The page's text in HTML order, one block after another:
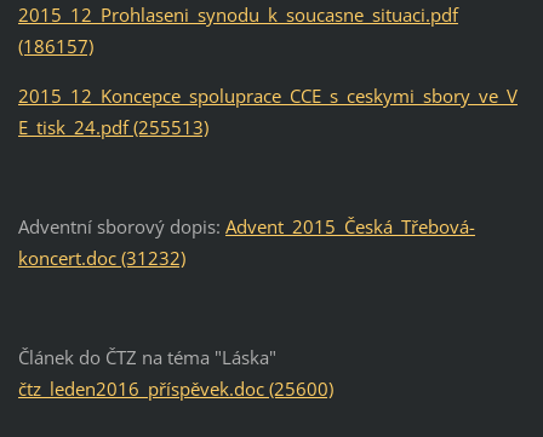
2015_12_Prohlaseni_synodu_k_soucasne_situaci.pdf
(186157)
2015_12_Koncepce_spoluprace_CCE_s_ceskymi_sbory_ve_V
E_tisk_24.pdf (255513)
Adventní sborový dopis: Advent_2015_Česká_Třebová-
koncert.doc (31232)
Článek do ČTZ na téma "Láska"
čtz_leden2016_příspěvek.doc (25600)